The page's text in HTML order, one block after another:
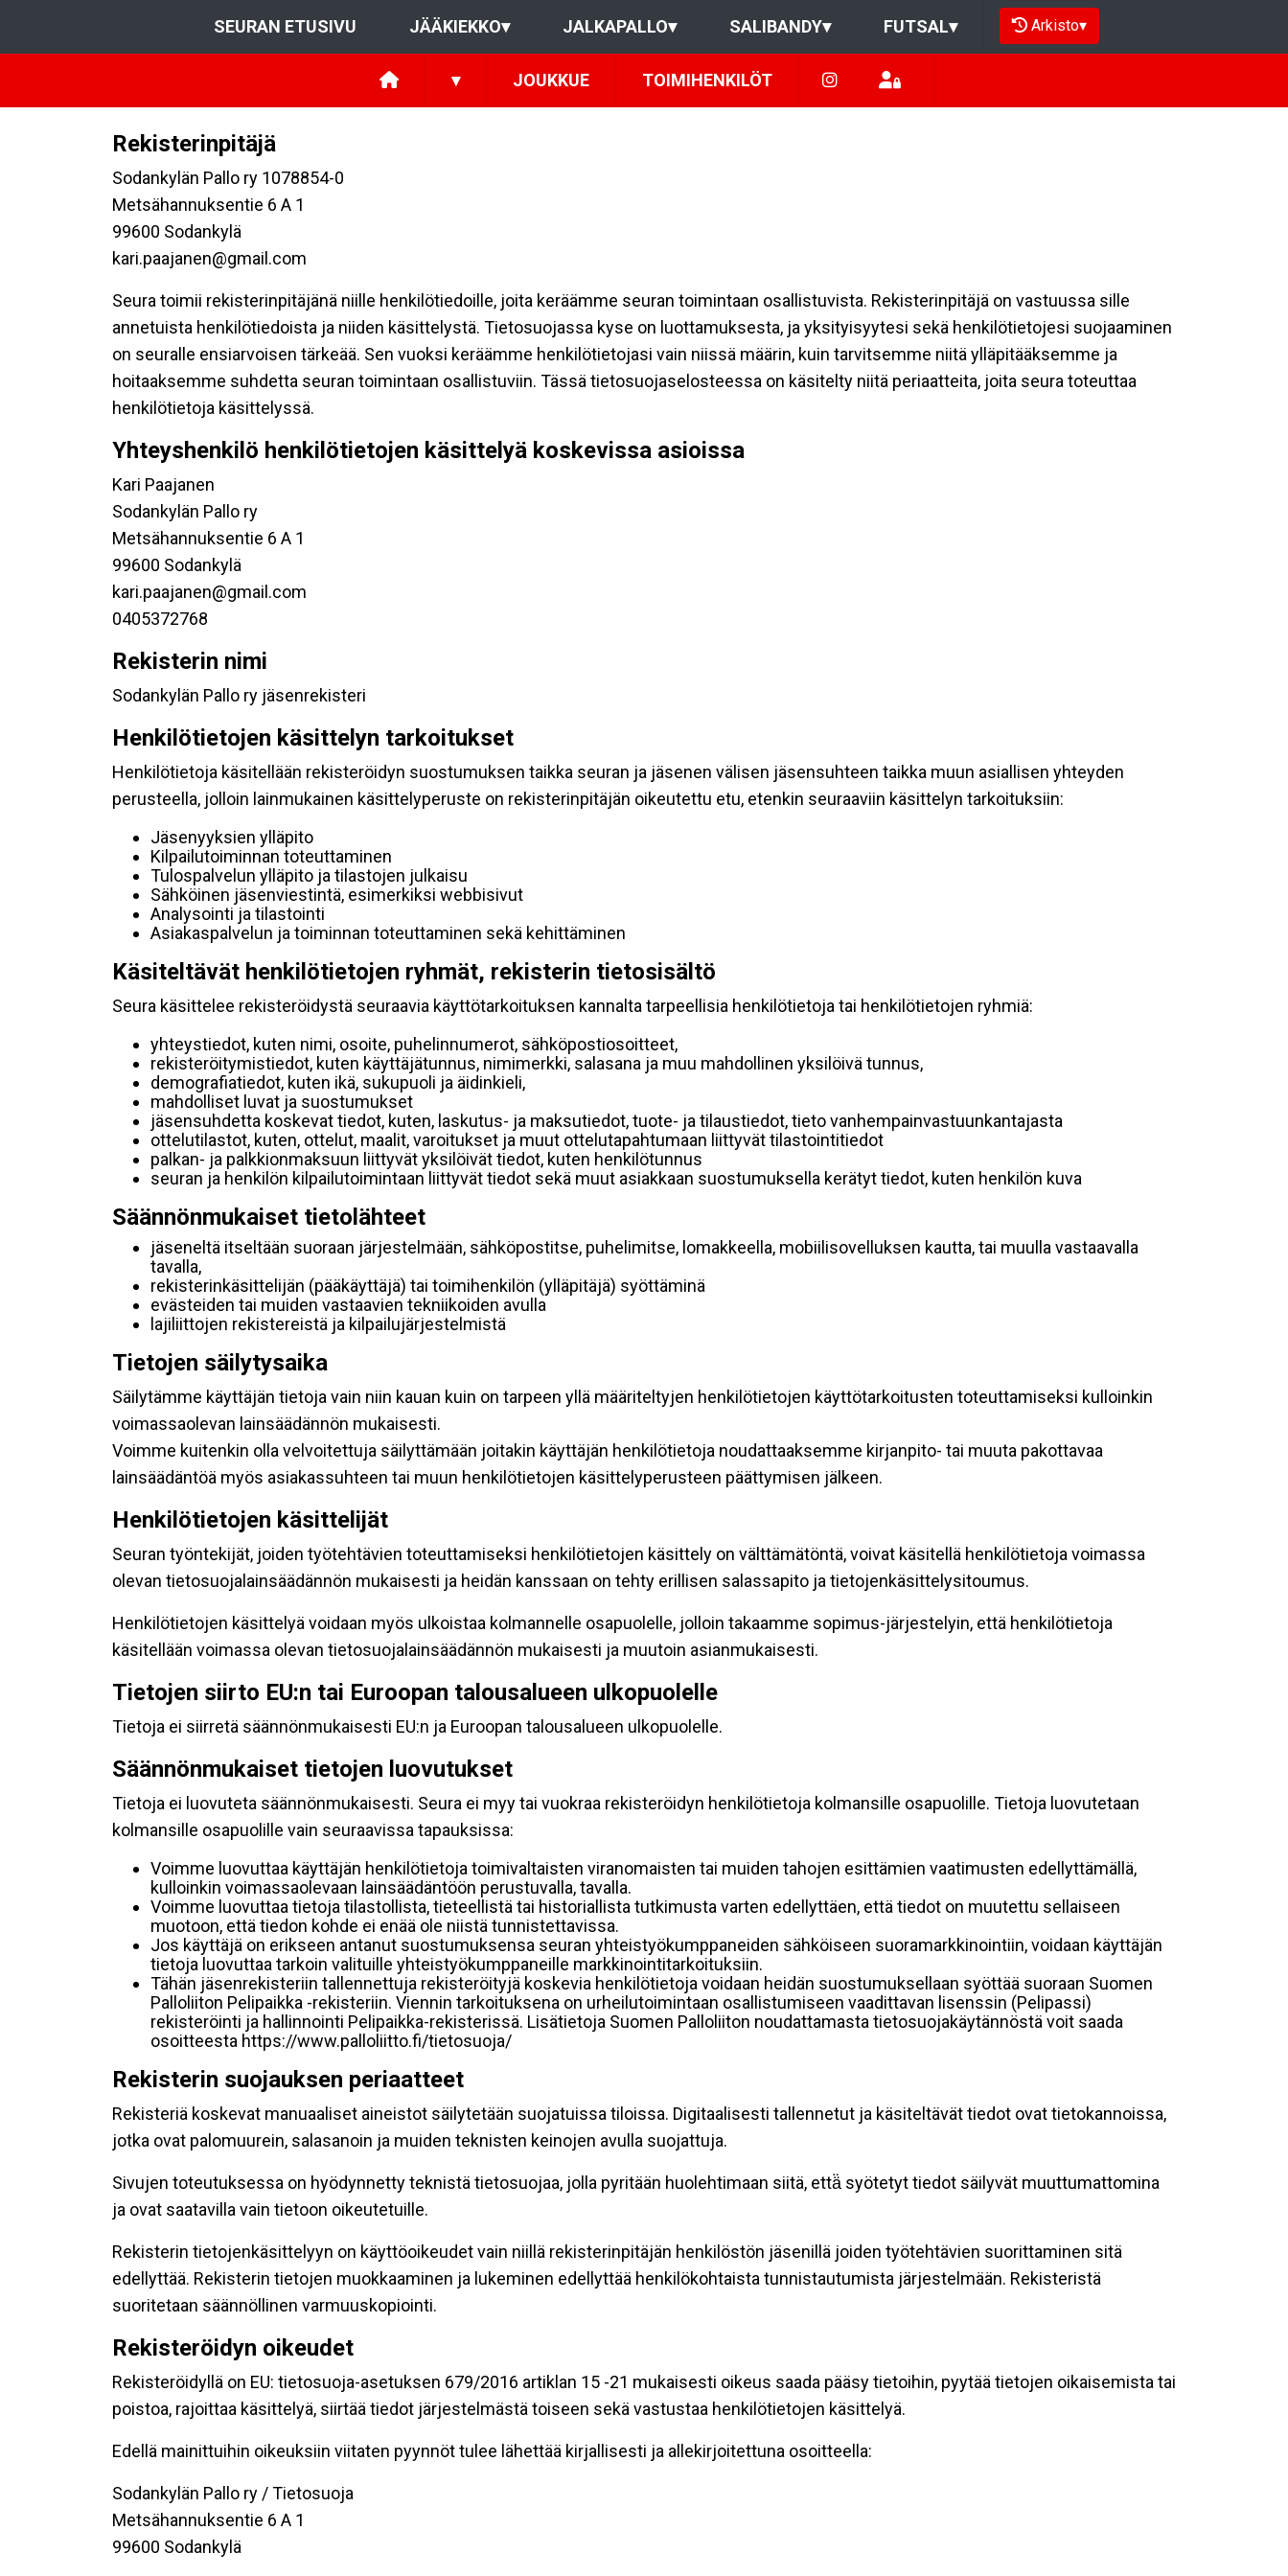
SEURAN ETUSIVU JÄÄKIEKKO▾ JALKAPALLO▾ SALIBANDY▾ FUTSAL▾ Arkisto▾
▾ JOUKKUE TOIMIHENKILÖT
Rekisterinpitäjä
Sodankylän Pallo ry 1078854-0
Metsähannuksentie 6 A 1
99600 Sodankylä
kari.paajanen@gmail.com
Seura toimii rekisterinpitäjänä niille henkilötiedoille, joita keräämme seuran toimintaan osallistuvista. Rekisterinpitäjä on vastuussa sille
annetuista henkilötiedoista ja niiden käsittelystä. Tietosuojassa kyse on luottamuksesta, ja yksityisyytesi sekä henkilötietojesi suojaaminen
on seuralle ensiarvoisen tärkeää. Sen vuoksi keräämme henkilötietojasi vain niissä määrin, kuin tarvitsemme niitä ylläpitääksemme ja
hoitaaksemme suhdetta seuran toimintaan osallistuviin. Tässä tietosuojaselosteessa on käsitelty niitä periaatteita, joita seura toteuttaa
henkilötietoja käsittelyssä.
Yhteyshenkilö henkilötietojen käsittelyä koskevissa asioissa
Kari Paajanen
Sodankylän Pallo ry
Metsähannuksentie 6 A 1
99600 Sodankylä
kari.paajanen@gmail.com
0405372768
Rekisterin nimi
Sodankylän Pallo ry jäsenrekisteri
Henkilötietojen käsittelyn tarkoitukset
Henkilötietoja käsitellään rekisteröidyn suostumuksen taikka seuran ja jäsenen välisen jäsensuhteen taikka muun asiallisen yhteyden
perusteella, jolloin lainmukainen käsittelyperuste on rekisterinpitäjän oikeutettu etu, etenkin seuraaviin käsittelyn tarkoituksiin:
Jäsenyyksien ylläpito
Kilpailutoiminnan toteuttaminen
Tulospalvelun ylläpito ja tilastojen julkaisu
Sähköinen jäsenviestintä, esimerkiksi webbisivut
Analysointi ja tilastointi
Asiakaspalvelun ja toiminnan toteuttaminen sekä kehittäminen
Käsiteltävät henkilötietojen ryhmät, rekisterin tietosisältö
Seura käsittelee rekisteröidystä seuraavia käyttötarkoituksen kannalta tarpeellisia henkilötietoja tai henkilötietojen ryhmiä:
yhteystiedot, kuten nimi, osoite, puhelinnumerot, sähköpostiosoitteet,
rekisteröitymistiedot, kuten käyttäjätunnus, nimimerkki, salasana ja muu mahdollinen yksilöivä tunnus,
demografiatiedot, kuten ikä, sukupuoli ja äidinkieli,
mahdolliset luvat ja suostumukset
jäsensuhdetta koskevat tiedot, kuten, laskutus- ja maksutiedot, tuote- ja tilaustiedot, tieto vanhempainvastuunkantajasta
ottelutilastot, kuten, ottelut, maalit, varoitukset ja muut ottelutapahtumaan liittyvät tilastointitiedot
palkan- ja palkkionmaksuun liittyvät yksilöivät tiedot, kuten henkilötunnus
seuran ja henkilön kilpailutoimintaan liittyvät tiedot sekä muut asiakkaan suostumuksella kerätyt tiedot, kuten henkilön kuva
Säännönmukaiset tietolähteet
jäseneltä itseltään suoraan järjestelmään, sähköpostitse, puhelimitse, lomakkeella, mobiilisovelluksen kautta, tai muulla vastaavalla
tavalla,
rekisterinkäsittelijän (pääkäyttäjä) tai toimihenkilön (ylläpitäjä) syöttäminä
evästeiden tai muiden vastaavien tekniikoiden avulla
lajiliittojen rekistereistä ja kilpailujärjestelmistä
Tietojen säilytysaika
Säilytämme käyttäjän tietoja vain niin kauan kuin on tarpeen yllä määriteltyjen henkilötietojen käyttötarkoitusten toteuttamiseksi kulloinkin
voimassaolevan lainsäädännön mukaisesti.
Voimme kuitenkin olla velvoitettuja säilyttämään joitakin käyttäjän henkilötietoja noudattaaksemme kirjanpito- tai muuta pakottavaa
lainsäädäntöä myös asiakassuhteen tai muun henkilötietojen käsittelyperusteen päättymisen jälkeen.
Henkilötietojen käsittelijät
Seuran työntekijät, joiden työtehtävien toteuttamiseksi henkilötietojen käsittely on välttämätöntä, voivat käsitellä henkilötietoja voimassa
olevan tietosuojalainsäädännön mukaisesti ja heidän kanssaan on tehty erillisen salassapito ja tietojenkäsittelysitoumus.
Henkilötietojen käsittelyä voidaan myös ulkoistaa kolmannelle osapuolelle, jolloin takaamme sopimus-järjestelyin, että henkilötietoja
käsitellään voimassa olevan tietosuojalainsäädännön mukaisesti ja muutoin asianmukaisesti.
Tietojen siirto EU:n tai Euroopan talousalueen ulkopuolelle
Tietoja ei siirretä säännönmukaisesti EU:n ja Euroopan talousalueen ulkopuolelle.
Säännönmukaiset tietojen luovutukset
Tietoja ei luovuteta säännönmukaisesti. Seura ei myy tai vuokraa rekisteröidyn henkilötietoja kolmansille osapuolille. Tietoja luovutetaan
kolmansille osapuolille vain seuraavissa tapauksissa:
Voimme luovuttaa käyttäjän henkilötietoja toimivaltaisten viranomaisten tai muiden tahojen esittämien vaatimusten edellyttämällä,
kulloinkin voimassaolevaan lainsäädäntöön perustuvalla, tavalla.
Voimme luovuttaa tietoja tilastollista, tieteellistä tai historiallista tutkimusta varten edellyttäen, että tiedot on muutettu sellaiseen
muotoon, että tiedon kohde ei enää ole niistä tunnistettavissa.
Jos käyttäjä on erikseen antanut suostumuksensa seuran yhteistyökumppaneiden sähköiseen suoramarkkinointiin, voidaan käyttäjän
tietoja luovuttaa tarkoin valituille yhteistyökumppaneille markkinointitarkoituksiin.
Tähän jäsenrekisteriin tallennettuja rekisteröityjä koskevia henkilötietoja voidaan heidän suostumuksellaan syöttää suoraan Suomen
Palloliiton Pelipaikka -rekisteriin. Viennin tarkoituksena on urheilutoimintaan osallistumiseen vaadittavan lisenssin (Pelipassi)
rekisteröinti ja hallinnointi Pelipaikka-rekisterissä. Lisätietoja Suomen Palloliiton noudattamasta tietosuojakäytännöstä voit saada
osoitteesta https://www.palloliitto.fi/tietosuoja/
Rekisterin suojauksen periaatteet
Rekisteriä koskevat manuaaliset aineistot säilytetään suojatuissa tiloissa. Digitaalisesti tallennetut ja käsiteltävät tiedot ovat tietokannoissa,
jotka ovat palomuurein, salasanoin ja muiden teknisten keinojen avulla suojattuja.
Sivujen toteutuksessa on hyödynnetty teknistä tietosuojaa, jolla pyritään huolehtimaan siitä, että̈ syötetyt tiedot säilyvät muuttumattomina
ja ovat saatavilla vain tietoon oikeutetuille.
Rekisterin tietojenkäsittelyyn on käyttöoikeudet vain niillä rekisterinpitäjän henkilöstön jäsenillä joiden työtehtävien suorittaminen sitä
edellyttää. Rekisterin tietojen muokkaaminen ja lukeminen edellyttää henkilökohtaista tunnistautumista järjestelmään. Rekisteristä
suoritetaan säännöllinen varmuuskopiointi.
Rekisteröidyn oikeudet
Rekisteröidyllä on EU: tietosuoja-asetuksen 679/2016 artiklan 15 -21 mukaisesti oikeus saada pääsy tietoihin, pyytää tietojen oikaisemista tai
poistoa, rajoittaa käsittelyä, siirtää tiedot järjestelmästä toiseen sekä vastustaa henkilötietojen käsittelyä.
Edellä mainittuihin oikeuksiin viitaten pyynnöt tulee lähettää kirjallisesti ja allekirjoitettuna osoitteella:
Sodankylän Pallo ry / Tietosuoja
Metsähannuksentie 6 A 1
99600 Sodankylä